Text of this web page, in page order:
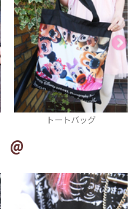
スタジャン
@